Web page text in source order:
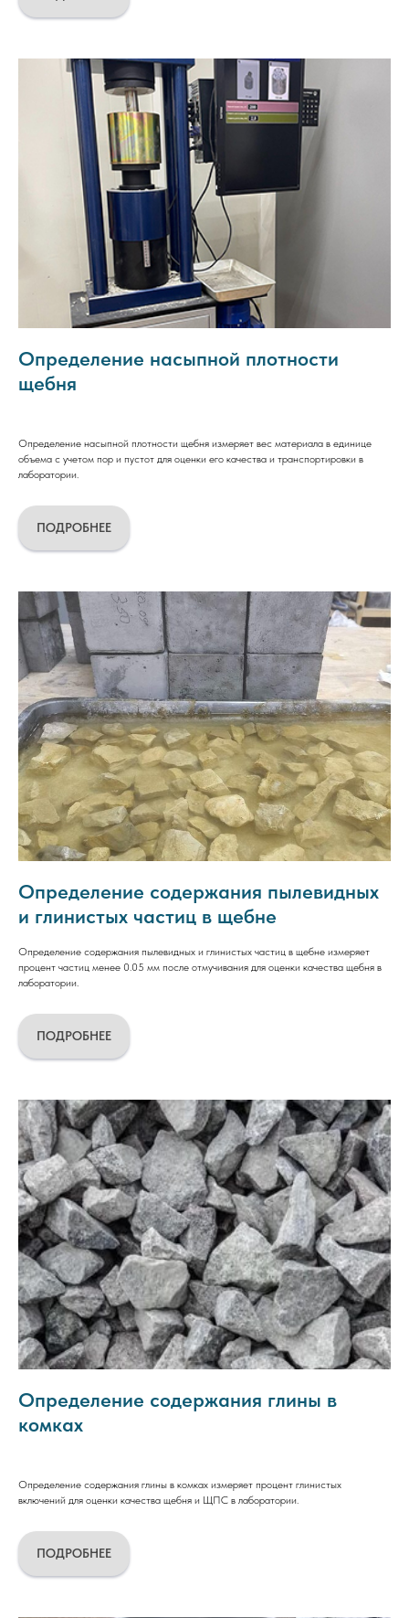
Определение насыпной плотности
щебня
Определение насыпной плотности щебня измеряет вес материала в единице
объема с учетом пор и пустот для оценки его качества и транспортировки в
лаборатории.
ПОДРОБНЕЕ
Определение содержания пылевидных
и глинистых частиц в щебне
Определение содержания пылевидных и глинистых частиц в щебне измеряет
процент частиц менее 0.05 мм после отмучивания для оценки качества щебня в
лаборатории.
ПОДРОБНЕЕ
Определение содержания глины в
комках
Определение содержания глины в комках измеряет процент глинистых
включений для оценки качества щебня и ЩПС в лаборатории.
ПОДРОБНЕЕ